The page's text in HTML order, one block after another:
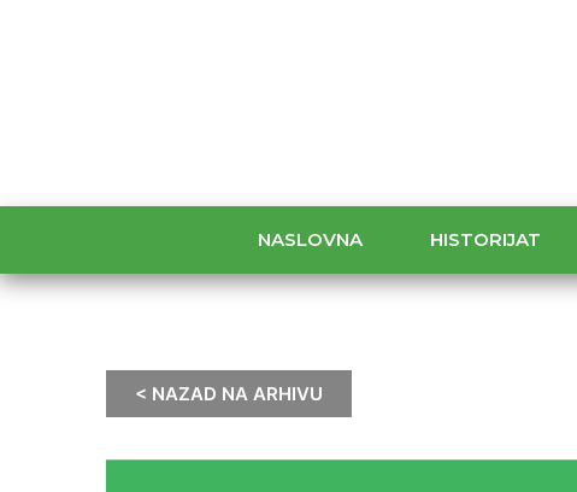
NASLOVNA HISTORIJAT
< NAZAD NA ARHIVU